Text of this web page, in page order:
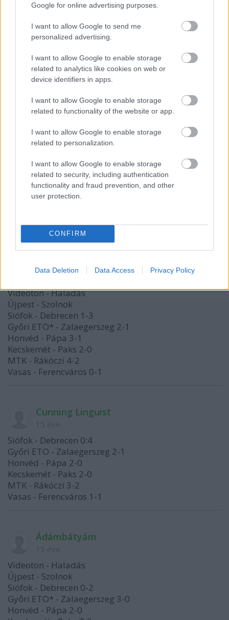
Google for online advertising purposes.
I want to allow Google to send me
personalized advertising.
I want to allow Google to enable storage
related to analytics like cookies on web or
device identifiers in apps.
I want to allow Google to enable storage
related to functionality of the website or app.
I want to allow Google to enable storage
related to personalization.
I want to allow Google to enable storage
related to security, including authentication
functionality and fraud prevention, and other
user protection.
CONFIRM
Data Deletion Data Access Privacy Policy
Siófok - Debrecen 0:2
Győri ETO* - Zalaegerszeg 3:1
Honvéd - Pápa 2:1
Kecskemét - Paks 1:1
MTK - Rákóczi 1:1
Vasas - Ferencváros 0:3
LullaBY
Újpest - Szolnok: -
Siófok - Debrecen: 0:2
Honvéd - Pápa: 0:1
Kecskemét - Paks: 2:2
MTK - Rákóczi: 1:2
Vasas - Ferencváros: 3:1
Videoton - Haladásra már délután írtam.
socawarrior
Videoton - Haladás
Újpest - Szolnok
Siófok - Debrecen 1-3
Győri ETO* - Zalaegerszeg 2-1
Honvéd - Pápa 3-1
Kecskemét - Paks 2-0
MTK - Rákóczi 4-2
Vasas - Ferencváros 0-1
Cunning Linguist
Siófok - Debrecen 0:4
Győri ETO - Zalaegerszeg 2-1
Honvéd - Pápa 2-0
Kecskemét - Paks 2-0
MTK - Rákóczi 3-2
Vasas - Ferencváros 1-1
Ádámbátyám
Videoton - Haladás
Újpest - Szolnok
Siófok - Debrecen 0-2
Győri ETO* - Zalaegerszeg 3-0
Honvéd - Pápa 2-0